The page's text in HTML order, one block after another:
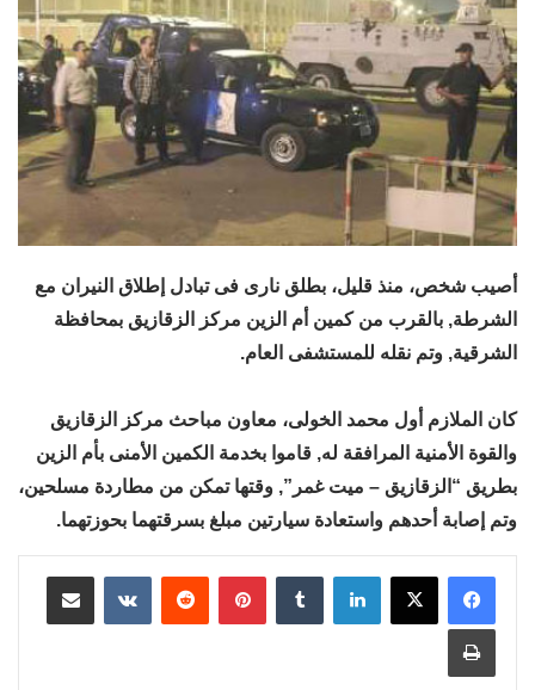
أصيب شخص، منذ قليل، بطلق نارى فى تبادل إطلاق النيران مع
الشرطة, بالقرب من كمين أم الزين مركز الزقازيق بمحافظة
الشرقية, وتم نقله للمستشفى العام.
كان الملازم أول محمد الخولى، معاون مباحث مركز الزقازيق
والقوة الأمنية المرافقة له, قاموا بخدمة الكمين الأمنى بأم الزين
بطريق “الزقازيق – ميت غمر”, وقتها تمكن من مطاردة مسلحين،
وتم إصابة أحدهم واستعادة سيارتين مبلغ بسرقتهما بحوزتهما.
لينكدإن بينتيريست
مشاركة عبر البريد
طباعة